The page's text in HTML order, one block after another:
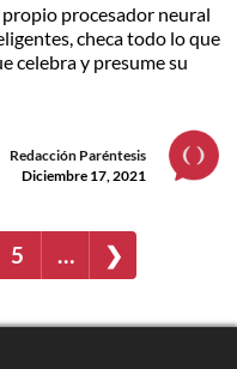
procesador neural
checa todo lo que
celebra y presume su
Redacción Paréntesis
Diciembre 17, 2021
5 … ❯